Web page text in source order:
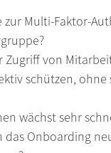
zur Multi-Faktor-
Zugriff von
schützen,
wächst sehr
das Onboarding